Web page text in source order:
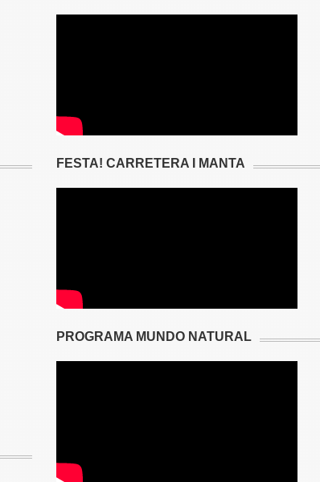
FESTA! CARRETERA I MANTA
PROGRAMA MUNDO NATURAL